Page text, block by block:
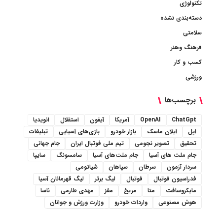
تکنولوژی
دسته‌بندی نشده
سلامتی
فرهنگ وهنر
کسب و کار
ورزشی
برچسب‌ها
ChatGpt
OpenAI آمریکا آیفون استقلال
انویدیا
اپل
ایلان ماسک بازار خودرو بازی‌های آسیایی
تبلیغات
تحقیق
تصویر نجومی تیم ملی فوتبال ایران
جام جهانی
جام ملت های آسیا
جام ملت‌های آسیا سامسونگ
سایپا
سردار آزمون
سرطان سپاهان
شیائومی
فدراسیون فوتبال
فوتبال لیگ برتر
لیگ قهرمانان آسیا
مایکروسافت
متا مریخ مغز مهدی طارمی
ناسا
هوش مصنوعی
واردات خودرو
وزارت ورزش و جوانان